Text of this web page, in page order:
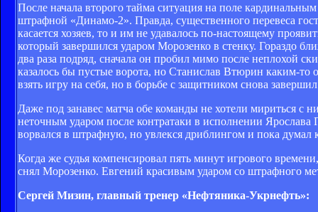
После начала второго тайма ситуация на поле
штрафной «Динамо-2». Правда, существенного перевеса
касается хозяев, то и им не удавалось по-настоящему
который завершился ударом Морозенко в стенку. Гораздо
два раза подряд, сначала он пробил мимо после неплохой
казалось бы пустые ворота, но Станислав Втюрин каким-
взять игру на себя, но в борьбе с защитником снова
Даже под занавес матча обе команды не хотели мириться с
неточным ударом после контратаки в исполнении
ворвался в штрафную, но увлекся дриблингом и пока думал
Когда же судья компенсировал пять минут игрового
снял Морозенко. Евгений красивым ударом со штрафного
Сергей Мизин, главный тренер «Нефтяника-Укрнефть»: